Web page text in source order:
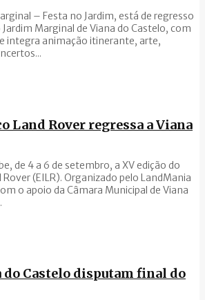
– Festa no Jardim, está de regresso
Jardim Marginal de Viana do Castelo, com
integra animação itinerante, arte,
Land Rover regressa a Viana
de 4 a 6 de setembro, a XV edição do
(EILR). Organizado pelo LandMania
o apoio da Câmara Municipal de Viana
do Castelo disputam final do